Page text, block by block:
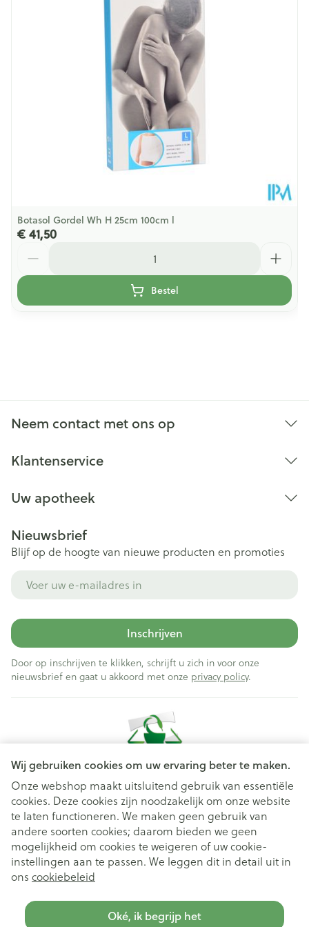
Wij gebruiken cookies om uw ervaring beter te maken.
Onze webshop maakt uitsluitend gebruik van essentiële
cookies. Deze cookies zijn noodzakelijk om onze website
te laten functioneren. We maken geen gebruik van
andere soorten cookies; daarom bieden we geen
mogelijkheid om cookies te weigeren of uw cookie-
instellingen aan te passen. We leggen dit in detail uit in
ons cookiebeleid
Oké, ik begrijp het
Botasol Gordel Wh H 25cm 100cm l
€ 41,50
Bestel
Neem contact met ons op
Klantenservice
Uw apotheek
Nieuwsbrief
Blijf op de hoogte van nieuwe producten en promoties
Inschrijven
Door op inschrijven te klikken, schrijft u zich in voor onze
nieuwsbrief en gaat u akkoord met onze privacy policy.
Juridische links